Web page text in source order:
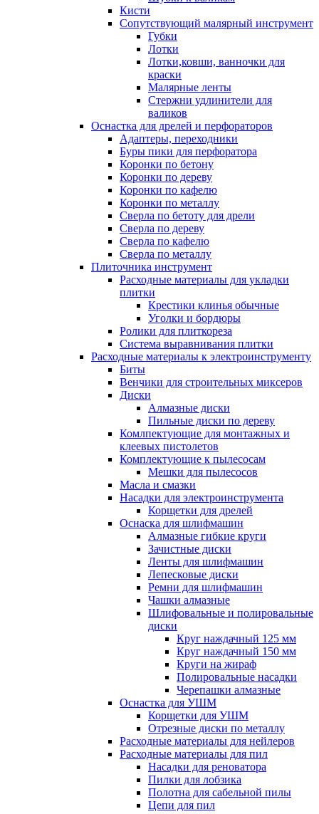
Кисти
Сопутствующий малярный инструмент
Губки
Лотки
Лотки,ковши, ванночки для
краски
Малярные ленты
Стержни удлинители для
валиков
Оснастка для дрелей и перфораторов
Адаптеры, переходники
Буры пики для перфоратора
Коронки по бетону
Коронки по дереву
Коронки по кафелю
Коронки по металлу
Сверла по бетоту для дрели
Сверла по дереву
Сверла по кафелю
Сверла по металлу
Плиточника инструмент
Расходные материалы для укладки
плитки
Крестики клинья обычные
Уголки и бордюры
Ролики для плиткореза
Система выравнивания плитки
Расходные материалы к электроинструменту
Биты
Венчики для строительных миксеров
Диски
Алмазные диски
Пильные диски по дереву
Комлпектующие для монтажных и
клеевых пистолетов
Комплектующие к пылесосам
Мешки для пылесосов
Масла и смазки
Насадки для электроинструмента
Корщетки для дрелей
Оснаска для шлифмашин
Алмазные гибкие круги
Зачистные диски
Ленты для шлифмашин
Лепесковые диски
Ремни для шлифмашин
Чашки алмазные
Шлифовальные и полировальные
диски
Круг наждачный 125 мм
Круг наждачный 150 мм
Круги на жираф
Полировальные насадки
Черепашки алмазные
Оснастка для УШМ
Корщетки для УШМ
Отрезные диски по металлу
Расходные материалы для нейлеров
Расходные материалы для пил
Насадки для реноватора
Пилки для лобзика
Полотна для сабельной пилы
Цепи для пил